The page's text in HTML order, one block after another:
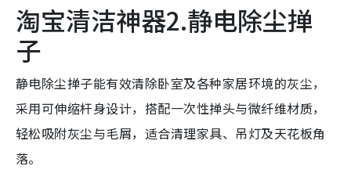
淘宝清洁神器2.静电除尘掸
子
静电除尘掸子能有效清除卧室及各种家居环境的灰尘，
采用可伸缩杆身设计，搭配一次性掸头与微纤维材质，
轻松吸附灰尘与毛屑，适合清理家具、吊灯及天花板角
落。